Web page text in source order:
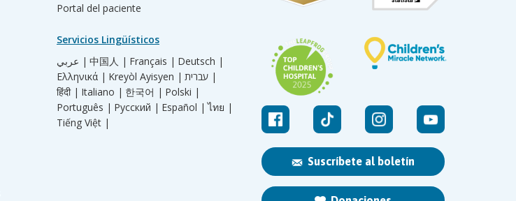
Suscríbete al boletín
Portal del paciente
Servicios Lingüísticos
عربي | 中国人 | Français | Deutsch |
Ελληνικά | Kreyòl Ayisyen |
עברית |
हिंदी | Italiano | 한국어 | Polski |
Português | Русский | Español | ไทย |
Tiếng Việt |